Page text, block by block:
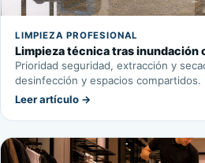
LIMPIEZA PROFESIONAL
Limpieza técnica tras inundación
Prioridad seguridad, extracción y
desinfección y espacios compartidos.
Leer artículo →